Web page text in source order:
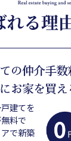
建てを
料で
で新築